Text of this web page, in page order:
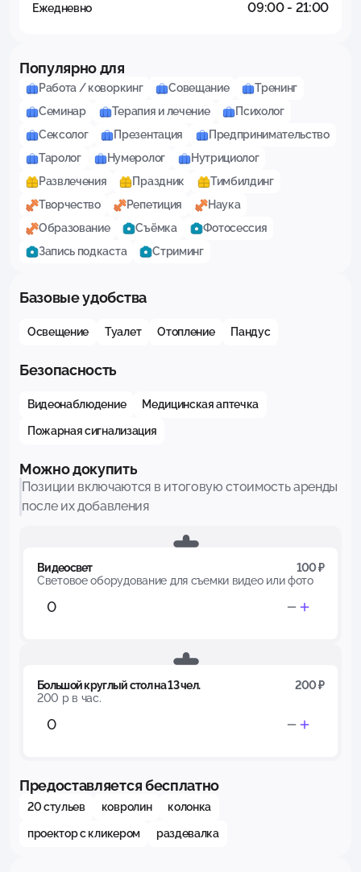
Ежедневно 09:00 - 21:00
Популярно для
Работа / коворкинг Совещание
Тренинг
Семинар
Терапия и лечение
Психолог
Сексолог
Презентация
Предпринимательство
Таролог
Нумеролог
Нутрициолог
Развлечения
Праздник
Тимбилдинг
Творчество
Репетиция
Наука
Образование
Съёмка
Фотосессия
Запись подкаста
Стриминг
Базовые удобства
Освещение Туалет Отопление Пандус
Безопасность
Видеонаблюдение Медицинская аптечка
Пожарная сигнализация
Можно докупить
Позиции включаются в итоговую стоимость аренды
после их добавления
Видеосвет
100 ₽
Световое оборудование для съемки видео или фото
Большой круглый стол на 13 чел.
200 ₽
200 р в час.
Предоставляется бесплатно
20 стульев ковролин колонка
проектор с кликером раздевалка